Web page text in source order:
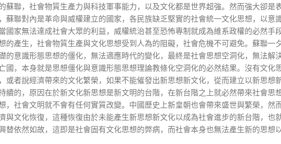
蘇聯，社會物質生產力與科技軍事能力，以及文化都是世界超強。然而強大卻是
蘇聯對內是革命與威權建立的國家，各民族缺乏堅實的社會統一文化思想，以意
國家無法達成社會大眾的利益，威權統治甚至恐怖專制就成為維系政權的必然手
的產生，社會物質生產與文化思想受到人為的阻礙，社會危機不可避免。蘇聯一
的意識形態思想的僵化，無法適應時代的變化，最終是社會思想空洞化，無法解
國，本身就是思想僵化與意識形態思想理論教條化空洞化的必然結果。沒有文化
或者說經濟帶來的文化繁榮，如果不能催發出新思想新文化，從而建立以新思想
續的，原因在於新文化新思想是新文明的台階，在新台階之上就必然帶來社會思
，社會文明就不會有任何實質改變。中國歷史上新皇朝也會帶來盛世與繁榮，然
與文化恢復，這種恢復由於未能產生新思想新文化以成為社會進步的新台階，也
替依然如故，這即是社會固有文化思想的弊病，而社會本身也無法產生新的思想